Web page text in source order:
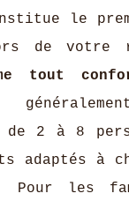
le
de votre
tout
2 à 8
adaptés à
Pour les